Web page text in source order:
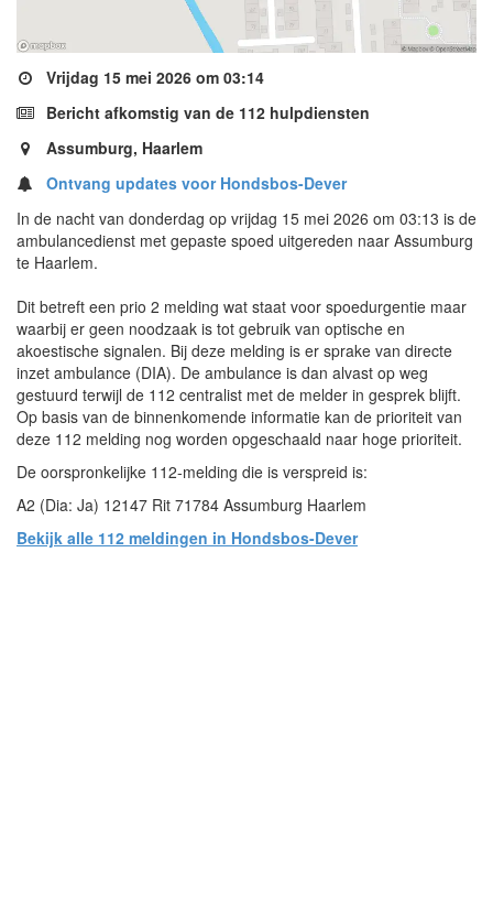
Vrijdag 15 mei 2026 om 03:14
Bericht afkomstig van de 112 hulpdiensten
Assumburg, Haarlem
Ontvang updates voor Hondsbos-Dever
In de nacht van donderdag op vrijdag 15 mei 2026 om 03:13 is de
ambulancedienst met gepaste spoed uitgereden naar Assumburg
te Haarlem.
Dit betreft een prio 2 melding wat staat voor spoedurgentie maar
waarbij er geen noodzaak is tot gebruik van optische en
akoestische signalen. Bij deze melding is er sprake van directe
inzet ambulance (DIA). De ambulance is dan alvast op weg
gestuurd terwijl de 112 centralist met de melder in gesprek blijft.
Op basis van de binnenkomende informatie kan de prioriteit van
deze 112 melding nog worden opgeschaald naar hoge prioriteit.
De oorspronkelijke 112-melding die is verspreid is:
A2 (Dia: Ja) 12147 Rit 71784 Assumburg Haarlem
Bekijk alle 112 meldingen in Hondsbos-Dever